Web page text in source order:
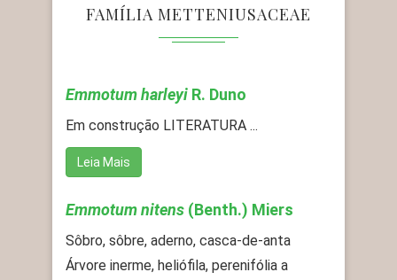
FAMÍLIA METTENIUSACEAE
Emmotum harleyi R. Duno
Em construção LITERATURA ...
Leia Mais
Emmotum nitens (Benth.) Miers
Sôbro, sôbre, aderno, casca-de-anta
Árvore inerme, heliófila, perenifólia a